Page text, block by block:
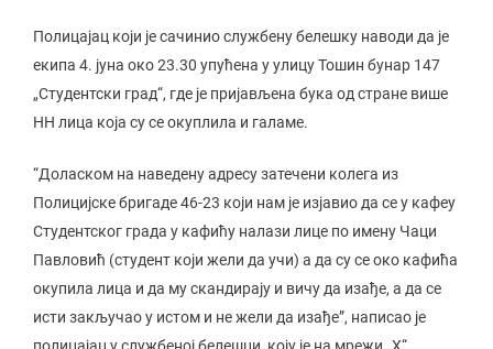
Полицајац који је сачинио службену белешку наводи да је
екипа 4. јуна око 23.30 упућена у улицу Тошин бунар 147
„Студентски град“, где је пријављена бука од стране више
НН лица која су се окуплила и галаме.
“Доласком на наведену адресу затечени колега из
Полицијске бригаде 46-23 који нам је изјавио да се у кафеу
Студентског града у кафићу налази лице по имену Чаци
Павловић (студент који жели да учи) а да су се око кафића
окупила лица и да му скандирају и вичу да изађе, а да се
исти закључао у истом и не жели да изађе”, написао је